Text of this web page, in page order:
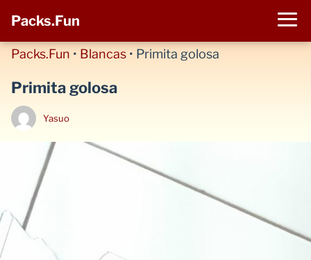
Packs.Fun
Packs.Fun • Blancas • Primita golosa
Primita golosa
Yasuo